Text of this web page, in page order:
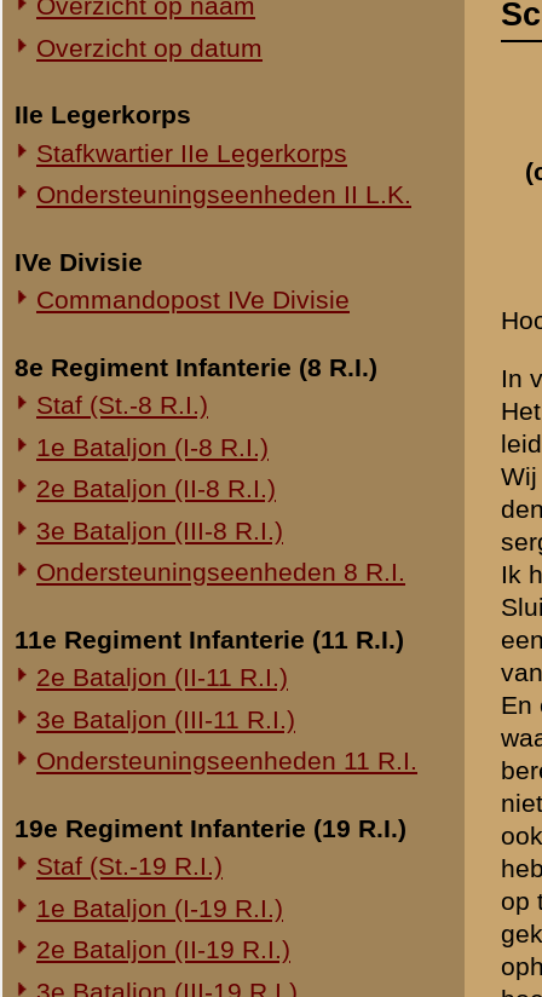
Commandopost IVe Divisie
8e Regiment Infanterie (8 R.I.)
1e Bataljon (I-8 R.I.)
2e Bataljon (II-8 R.I.)
3e Bataljon (III-8 R.I.)
Ondersteuningseenheden 8 R.I.
2e Bataljon (II-11 R.I.)
3e Bataljon (III-11 R.I.)
19e Regiment Infanterie (19 R.I.)
Staf (St.-19 R.I.)
1e Bataljon (I-19 R.I.)
2e Bataljon (II-19 R.I.)
3e Bataljon (III-19 R.I.)
Ondersteuningseenheden 19 R.I.
1e Bataljon (I-20 R.I.)
Staf (St.-24 R.I.)
1e Bataljon (I-24 R.I.)
3e Bataljon (III-24 R.I.)
29e Regiment Infanterie (29 R.I.)
1e Bataljon (I-29 R.I.)
3e Bataljon (III-29 R.I.)
Ondersteuningseenheden 29 R.I.
Staf (St.-8 R.A.)
1e Afdeling (I-8 R.A.)
den Cuneraweg en 100
sergeant Versluis,
Ik heb toen Kapitein Sluis
waarschuwen, dat wij
bereiken, dit waren
niet mogelijk, wij
ook weer terug keeren.
op te loopen, hij was
gekomen en gevraagd
ophouden en is toen
hoe de Kapitein Sluis
vijandelijk vuur, dat het
onze stelling gesprongen
meter geloopen of Nelis
Wij hebben nog getracht
afgegaan, waar die toen
gegaan, zoo goed en
de Cuneraweg kwam
genomen. Toen ook
daar den vijand met
toen sergeant Versluis
heuveltje getracht ons
hevig werd dat wij het
gevallen, ik denk
gewond was. “Ik geloof
overeind hielp is hij weer
geschoten en hoewel ik
Hij liep nog een paar
graag ik dit ook gedaan
dit echter niet mogelijk.
gekomen en zijn toen